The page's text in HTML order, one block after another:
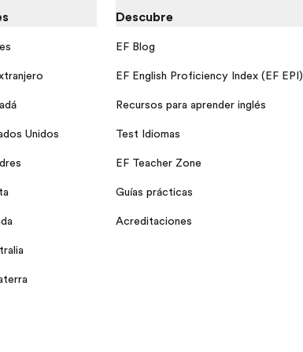
Unidos
Descubre
EF Blog
EF English Proficiency Index (EF EPI)
Recursos para aprender inglés
Test Idiomas
EF Teacher Zone
Guías prácticas
Acreditaciones